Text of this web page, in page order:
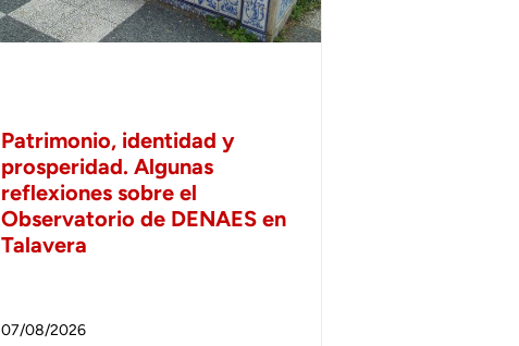
Patrimonio, identidad y
prosperidad. Algunas
reflexiones sobre el
Observatorio de DENAES en
Talavera
07/08/2026